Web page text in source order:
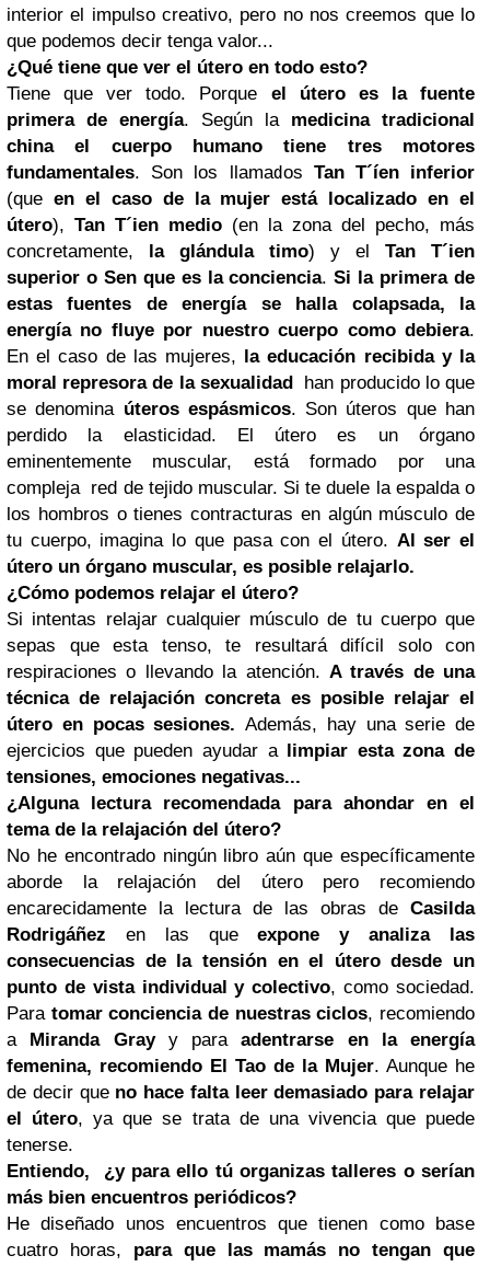
interior el impulso creativo, pero no nos creemos que lo
que podemos decir tenga valor...
¿Qué tiene que ver el útero en todo esto?
Tiene que ver todo. Porque el útero es la fuente
primera de energía. Según la medicina tradicional
china el cuerpo humano tiene tres motores
fundamentales. Son los llamados Tan T´íen inferior
(que en el caso de la mujer está localizado en el
útero), Tan T´ien medio (en la zona del pecho, más
concretamente, la glándula timo) y el Tan T´ien
superior o Sen que es la conciencia. Si la primera de
estas fuentes de energía se halla colapsada, la
energía no fluye por nuestro cuerpo como debiera.
En el caso de las mujeres, la educación recibida y la
moral represora de la sexualidadhan producido lo que
se denomina úteros espásmicos. Son úteros que han
perdido la elasticidad. El útero es un órgano
eminentemente muscular, está formado por una
compleja red de tejido muscular. Si te duele la espalda o
los hombros o tienes contracturas en algún músculo de
tu cuerpo, imagina lo que pasa con el útero. Al ser el
útero un órgano muscular, es posible relajarlo.
¿Cómo podemos relajar el útero?
Si intentas relajar cualquier músculo de tu cuerpo que
sepas que esta tenso, te resultará difícil solo con
respiraciones o llevando la atención. A través de una
técnica de relajación concreta es posible relajar el
útero en pocas sesiones. Además, hay una serie de
ejercicios que pueden ayudar a limpiar esta zona de
tensiones, emociones negativas...
¿Alguna lectura recomendada para ahondar en el
tema de la relajación del útero?
No he encontrado ningún libro aún que específicamente
aborde la relajación del útero pero recomiendo
encarecidamente la lectura de las obras de Casilda
Rodrigáñez en las queexpone y analiza las
consecuencias de la tensión en el útero desde un
punto de vista individual y colectivo, como sociedad.
Para tomar conciencia de nuestras ciclos, recomiendo
a Miranda Grayy paraadentrarse en la energía
femenina, recomiendo El Tao de la Mujer. Aunque he
de decir que no hace falta leer demasiado para relajar
el útero, ya que se trata de una vivencia que puede
tenerse.
Entiendo, ¿y para ello tú organizas talleres o serían
más bien encuentros periódicos?
He diseñado unos encuentros que tienen como base
cuatro horas, para que las mamás no tengan que